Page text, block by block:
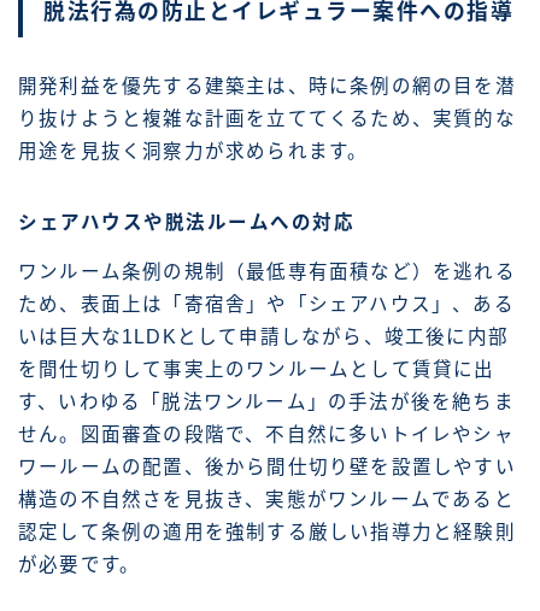
脱法行為の防止とイレギュラー案件への指導
開発利益を優先する建築主は、時に条例の網の目を潜
り抜けようと複雑な計画を立ててくるため、実質的な
用途を見抜く洞察力が求められます。
シェアハウスや脱法ルームへの対応
ワンルーム条例の規制（最低専有面積など）を逃れる
ため、表面上は「寄宿舎」や「シェアハウス」、ある
いは巨大な1LDKとして申請しながら、竣工後に内部
を間仕切りして事実上のワンルームとして賃貸に出
す、いわゆる「脱法ワンルーム」の手法が後を絶ちま
せん。図面審査の段階で、不自然に多いトイレやシャ
ワールームの配置、後から間仕切り壁を設置しやすい
構造の不自然さを見抜き、実態がワンルームであると
認定して条例の適用を強制する厳しい指導力と経験則
が必要です。